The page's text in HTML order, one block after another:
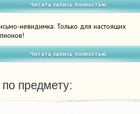
Читать запись полностью
невидимка. Только для настоящих
Читать запись полностью
предмету: